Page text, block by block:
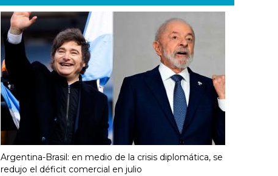
Argentina-Brasil: en medio de la crisis diplomática, se
redujo el déficit comercial en julio